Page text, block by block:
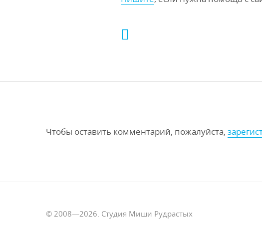
Чтобы оставить комментарий, пожалуйста,
© 2008—2026. Студия Миши Рудрастых